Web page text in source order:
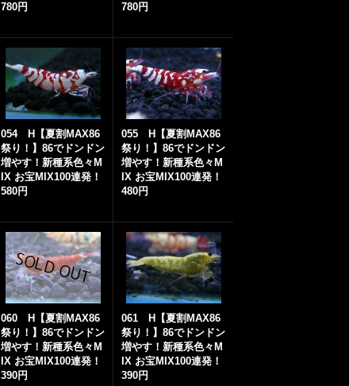
780円
780円
054 H【夏割MAX86
祭り！】86でドンドン
増やす！新種系色々M
IX お宝MIX100連発！
580円
055 H【夏割MAX86
祭り！】86でドンドン
増やす！新種系色々M
IX お宝MIX100連発！
480円
060 H【夏割MAX86
祭り！】86でドンドン
増やす！新種系色々M
IX お宝MIX100連発！
390円
061 H【夏割MAX86
祭り！】86でドンドン
増やす！新種系色々M
IX お宝MIX100連発！
390円